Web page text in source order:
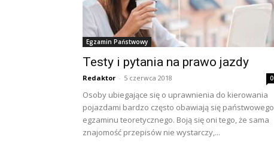
Egzamin Państwowy
Testy i pytania na prawo jazdy
Redaktor - 5 czerwca 2018 0
Osoby ubiegające się o uprawnienia do kierowania
pojazdami bardzo często obawiają się państwowego
egzaminu teoretycznego. Boją się oni tego, że sama
znajomość przepisów nie wystarczy,...